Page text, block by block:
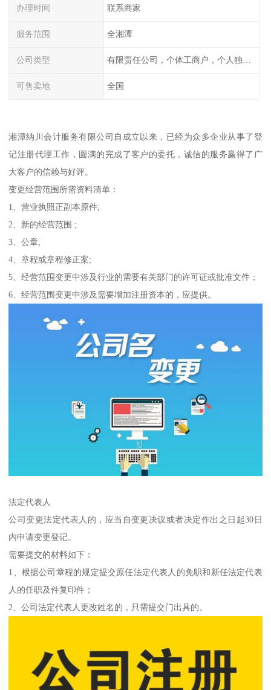
办理时间 联系商家
服务范围 全湘潭
公司类型
可售卖地 全国
湘潭纳川会计服务有限公司自成立以来，已经为众多企业从事了登
记注册代理工作，圆满的完成了客户的委托，诚信的服务赢得了广
大客户的信赖与好评。
变更经营范围所需资料清单：
1、营业执照正副本原件;
2、新的经营范围 ;
3、公章;
4、章程或章程修正案;
5、经营范围变更中涉及行业的需要有关部门的许可证或批准文件；
6、经营范围变更中涉及需要增加注册资本的，应提供。
法定代表人
公司变更法定代表人的，应当自变更决议或者决定作出之日起30日
内申请变更登记。
需要提交的材料如下：
1、根据公司章程的规定提交原任法定代表人的免职和新任法定代表
人的任职及件复印件；
2、公司法定代表人更改姓名的，只需提交门出具的。